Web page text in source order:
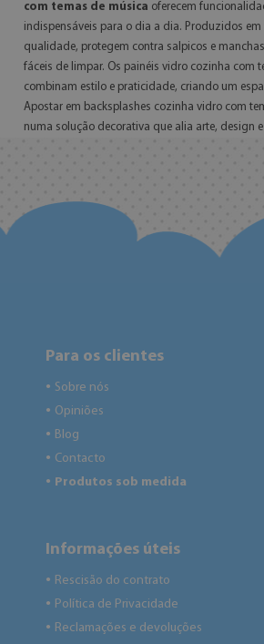
com temas de música oferecem
indispensáveis para o dia a dia. Produzidos
qualidade, protegem contra salpicos e
fáceis de limpar. Os painéis vidro cozinha com
combinam estilo e praticidade, criando um
Apostar em backsplashes cozinha vidro com
numa solução decorativa que alia arte, design
Para os clientes
● Sobre nós
● Opiniões
● Blog
● Contacto
● Produtos sob medida
Informações úteis
● Rescisão do contrato
● Política de Privacidade
● Reclamações e devoluções